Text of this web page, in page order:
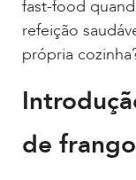
fast-food
refeição
própria
de